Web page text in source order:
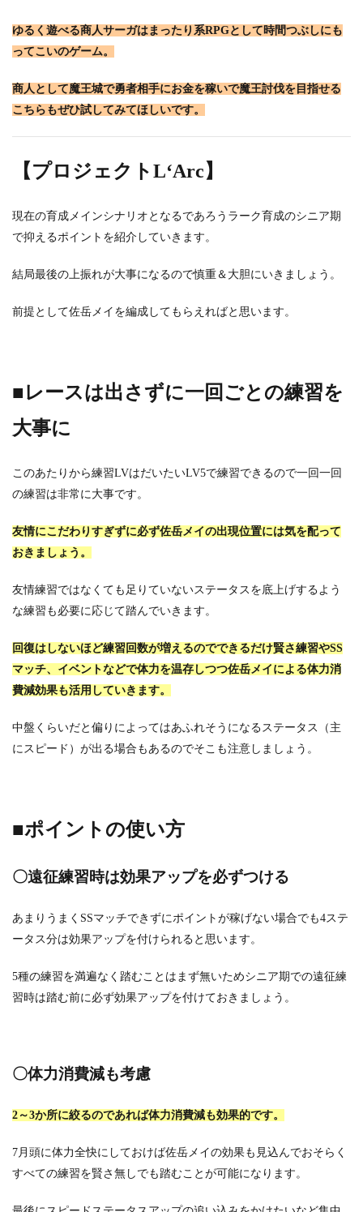
ゆるく遊べる商人サーガはまったり系RPGとして時間つぶしにも
ってこいのゲーム。
商人として魔王城で勇者相手にお金を稼いで魔王討伐を目指せる
こちらもぜひ試してみてほしいです。
【プロジェクトL‘Arc】
現在の育成メインシナリオとなるであろうラーク育成のシニア期
で抑えるポイントを紹介していきます。
結局最後の上振れが大事になるので慎重＆大胆にいきましょう。
前提として佐岳メイを編成してもらえればと思います。
■レースは出さずに一回ごとの練習を
大事に
このあたりから練習LVはだいたいLV5で練習できるので一回一回
の練習は非常に大事です。
友情にこだわりすぎずに必ず佐岳メイの出現位置には気を配って
おきましょう。
友情練習ではなくても足りていないステータスを底上げするよう
な練習も必要に応じて踏んでいきます。
回復はしないほど練習回数が増えるのでできるだけ賢さ練習やSS
マッチ、イベントなどで体力を温存しつつ佐岳メイによる体力消
費減効果も活用していきます。
中盤くらいだと偏りによってはあふれそうになるステータス（主
にスピード）が出る場合もあるのでそこも注意しましょう。
■ポイントの使い方
〇遠征練習時は効果アップを必ずつける
あまりうまくSSマッチできずにポイントが稼げない場合でも4ステ
ータス分は効果アップを付けられると思います。
5種の練習を満遍なく踏むことはまず無いためシニア期での遠征練
習時は踏む前に必ず効果アップを付けておきましょう。
〇体力消費減も考慮
2～3か所に絞るのであれば体力消費減も効果的です。
7月頭に体力全快にしておけば佐岳メイの効果も見込んでおそらく
すべての練習を賢さ無しでも踏むことが可能になります。